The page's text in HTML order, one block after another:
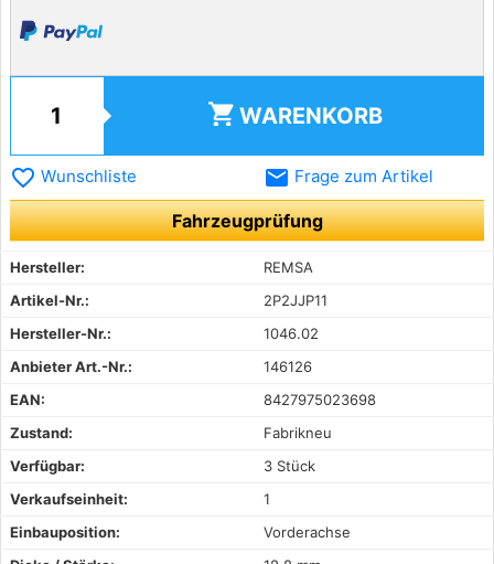
shopping_cart WARENKORB
favorite_border Wunschliste email Frage zum Artikel
Fahrzeugprüfung
Hersteller:
REMSA
Artikel-Nr.:
2P2JJP11
Hersteller-Nr.:
1046.02
Anbieter Art.-Nr.:
146126
EAN:
8427975023698
Zustand:
Fabrikneu
Verfügbar:
3 Stück
Verkaufseinheit:
1
Einbauposition:
Vorderachse